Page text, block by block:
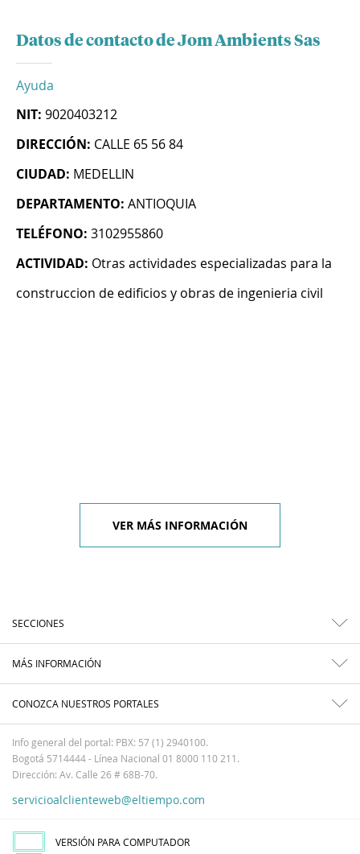
Datos de contacto de Jom Ambients Sas
Ayuda
NIT: 9020403212
DIRECCIÓN: CALLE 65 56 84
CIUDAD: MEDELLIN
DEPARTAMENTO: ANTIOQUIA
TELÉFONO: 3102955860
ACTIVIDAD: Otras actividades especializadas para la
construccion de edificios y obras de ingenieria civil
VER MÁS INFORMACIÓN
SECCIONES
MÁS INFORMACIÓN
CONOZCA NUESTROS PORTALES
Info general del portal: PBX: 57 (1) 2940100.
Bogotá 5714444 - Línea Nacional 01 8000 110 211.
Dirección: Av. Calle 26 # 68B-70.
servicioalclienteweb@eltiempo.com
VERSIÓN PARA COMPUTADOR